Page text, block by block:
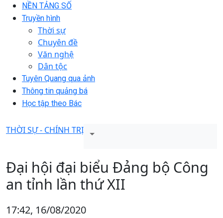
NỀN TẢNG SỐ
Truyền hình
Thời sự
Chuyên đề
Văn nghệ
Dân tộc
Tuyên Quang qua ảnh
Thông tin quảng bá
Học tập theo Bác
THỜI SỰ - CHÍNH TRỊ
Đại hội đại biểu Đảng bộ Công
an tỉnh lần thứ XII
17:42, 16/08/2020